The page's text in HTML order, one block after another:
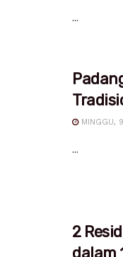
...
MINGGU,
...
2